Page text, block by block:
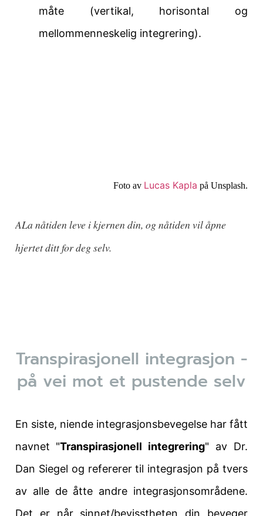
måte (vertikal, horisontal og
mellommenneskelig integrering).
Foto av Lucas Kapla på Unsplash.
ALa nåtiden leve i kjernen din, og nåtiden vil åpne
hjertet ditt for deg selv.
Transpirasjonell integrasjon -
på vei mot et pustende selv
En siste, niende integrasjonsbevegelse har fått
navnet "Transpirasjonell integrering" av Dr.
Dan Siegel og refererer til integrasjon på tvers
av alle de åtte andre integrasjonsområdene.
Det er når sinnet/bevisstheten din beveger